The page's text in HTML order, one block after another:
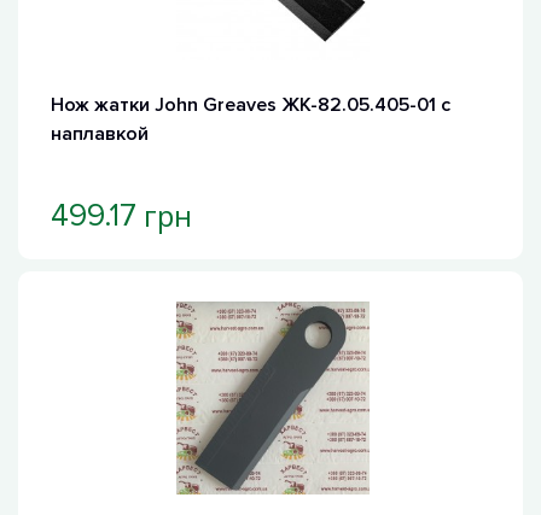
Нож жатки John Greaves ЖК-82.05.405-01 с
наплавкой
499.17 грн